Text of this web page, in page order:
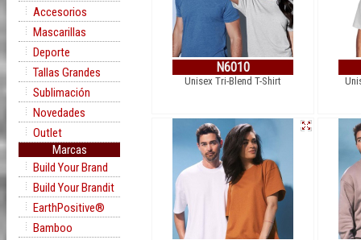
Accesorios
Mascarillas
Deporte
Tallas Grandes
Sublimación
Novedades
Outlet
Marcas
Build Your Brand
Build Your Brandit
EarthPositive®
Bamboo
N6010
Unisex Tri-Blend T-Shirt